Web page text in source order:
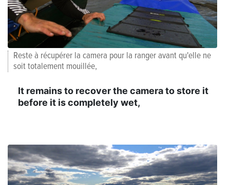
Reste à récupérer la camera pour la ranger avant qu'elle ne
soit totalement mouillée,
It remains to recover the camera to store it
before it is completely wet,